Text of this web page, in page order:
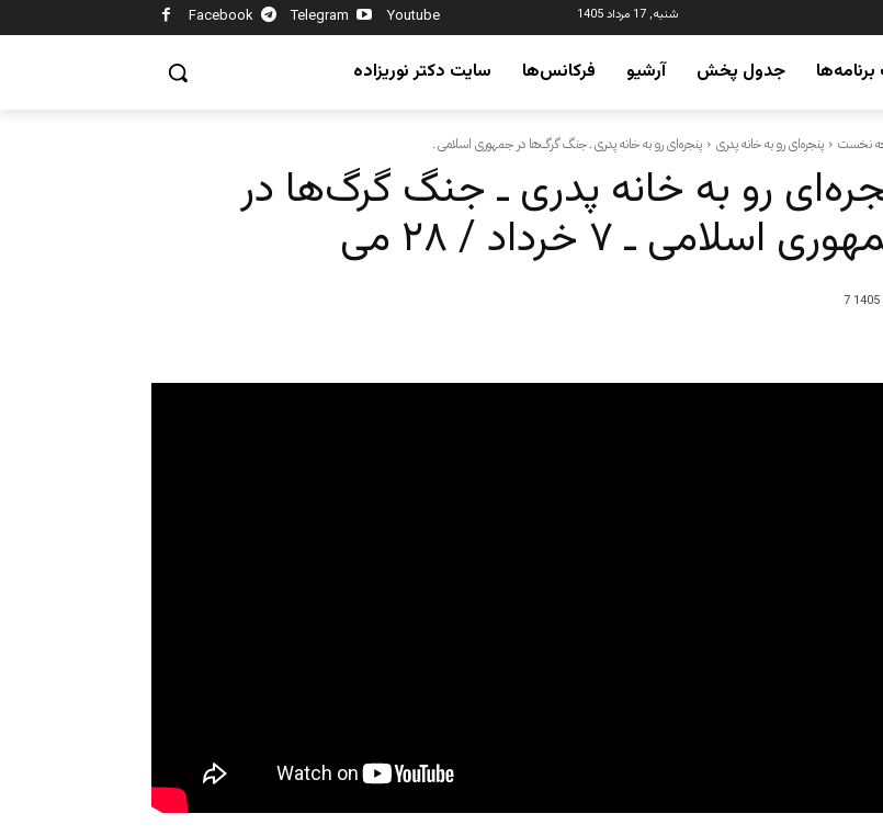
Facebook Telegram Youtube شنبه, 17 مرداد 1405
جدول پخش آرشیو فرکانس‌ها سایت دکتر نوریزاده
نخست پنجره‌ای رو به خانه پدری
رو به خانه پدری ـ جنگ گرگ‌ها در
اسلامی ـ ۷ خرداد / ۲۸ می